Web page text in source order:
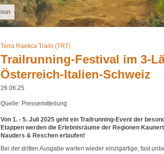
Terra Raetica Trails (TRT)
Trailrunning-Festival im 3-
Österreich-Italien-Schweiz
26.06.25
Quelle: Pressemitteilung
Von 1. - 5. Juli 2025 geht ein Trailrunning-Event der
Etappen werden die Erlebnisräume der Regionen
Nauders & Reschen erlaufen!
Bei der dritten Ausgabe warten wieder einzigartige, fast